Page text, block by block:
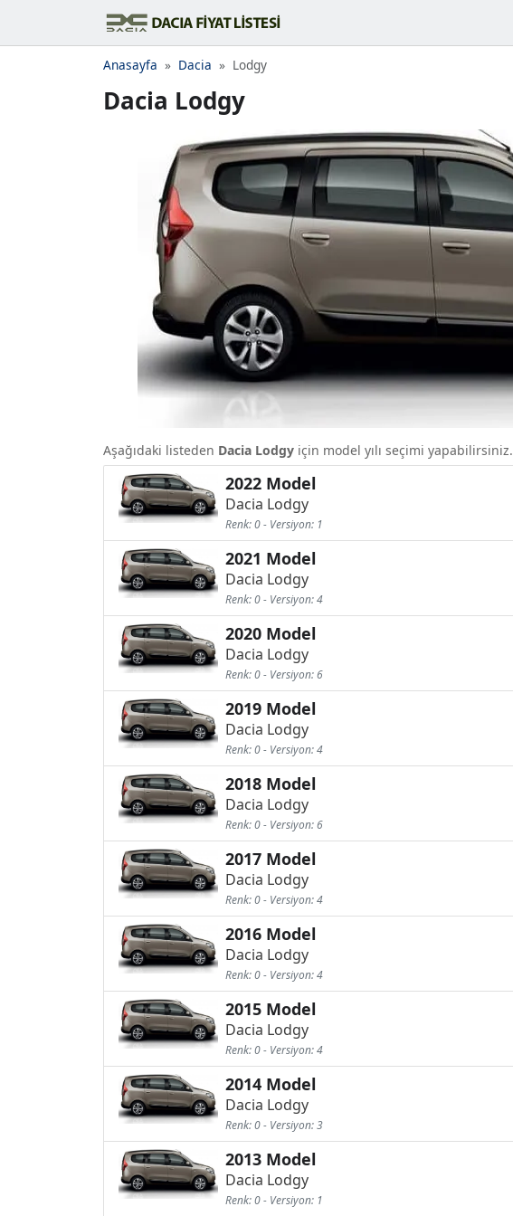
Anasayfa Dacia Lodgy
Dacia Lodgy
Aşağıdaki listeden Dacia Lodgy için model yılı seçimi yapabilirsiniz.
2022 Model
Dacia Lodgy
Renk: 0 - Versiyon: 1
2021 Model
Dacia Lodgy
Renk: 0 - Versiyon: 4
2020 Model
Dacia Lodgy
Renk: 0 - Versiyon: 6
2019 Model
Dacia Lodgy
Renk: 0 - Versiyon: 4
2018 Model
Dacia Lodgy
Renk: 0 - Versiyon: 6
2017 Model
Dacia Lodgy
Renk: 0 - Versiyon: 4
2016 Model
Dacia Lodgy
Renk: 0 - Versiyon: 4
2015 Model
Dacia Lodgy
Renk: 0 - Versiyon: 4
2014 Model
Dacia Lodgy
Renk: 0 - Versiyon: 3
2013 Model
Dacia Lodgy
Renk: 0 - Versiyon: 1